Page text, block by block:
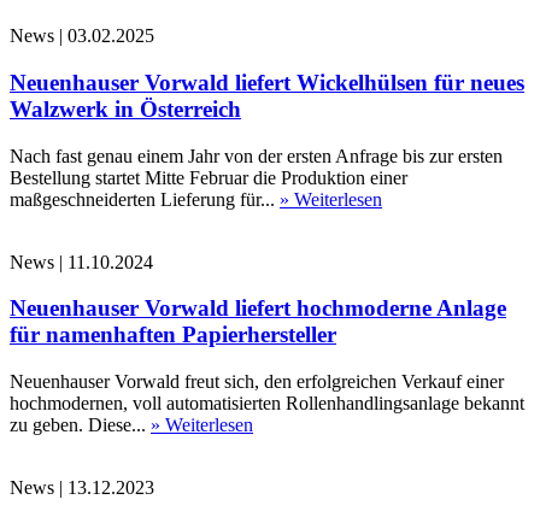
News | 03.02.2025
Neuenhauser Vorwald liefert Wickelhülsen für neues
Walzwerk in Österreich
Nach fast genau einem Jahr von der ersten Anfrage bis zur ersten
Bestellung startet Mitte Februar die Produktion einer
maßgeschneiderten Lieferung für... » Weiterlesen
News | 11.10.2024
Neuenhauser Vorwald liefert hochmoderne Anlage
für namenhaften Papierhersteller
Neuenhauser Vorwald freut sich, den erfolgreichen Verkauf einer
hochmodernen, voll automatisierten Rollenhandlingsanlage bekannt
zu geben. Diese... » Weiterlesen
News | 13.12.2023